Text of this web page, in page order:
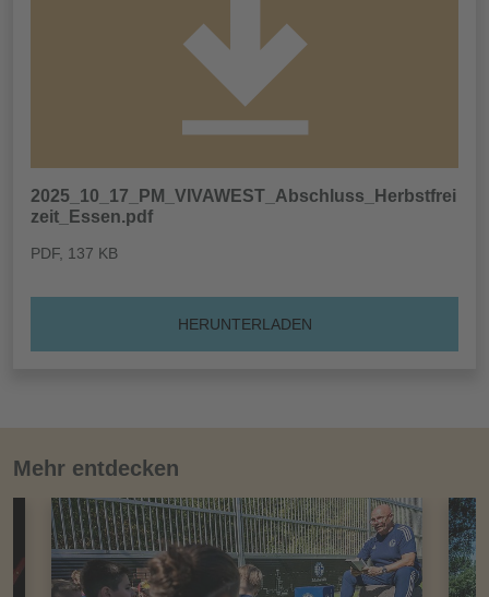
2025_10_17_PM_VIVAWEST_Abschluss_Herbstfrei
zeit_Essen.pdf
PDF, 137 KB
HERUNTERLADEN
Mehr entdecken